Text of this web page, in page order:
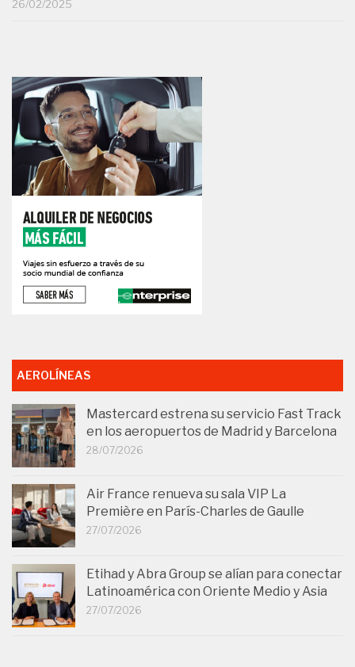
26/02/2025
AEROLÍNEAS
Mastercard estrena su servicio Fast Track
en los aeropuertos de Madrid y Barcelona
28/07/2026
Air France renueva su sala VIP La
Première en París-Charles de Gaulle
27/07/2026
Etihad y Abra Group se alían para conectar
Latinoamérica con Oriente Medio y Asia
27/07/2026